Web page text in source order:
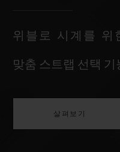
위블로 시계를 위
맞춤 스트랩 선택
살펴보기